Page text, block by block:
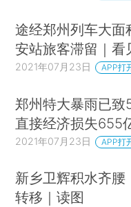
途经郑州列车大面
安站旅客滞留｜看
2021年07月23日 APP打
郑州特大暴雨已致
直接经济损失655
2021年07月23日 APP打
新乡卫辉积水齐腰
转移｜读图